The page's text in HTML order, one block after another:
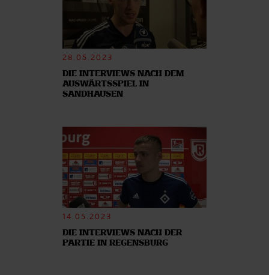
28.05.2023
DIE INTERVIEWS NACH DEM
AUSWÄRTSSPIEL IN
SANDHAUSEN
14.05.2023
DIE INTERVIEWS NACH DER
PARTIE IN REGENSBURG